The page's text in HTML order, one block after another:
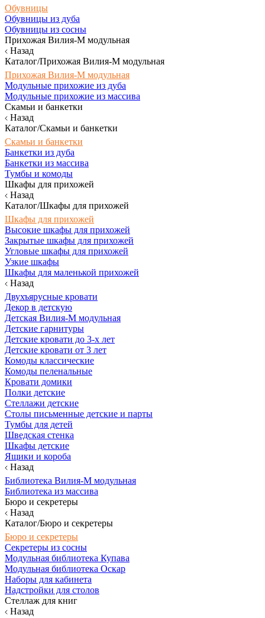
Обувницы
Обувницы из дуба
Обувницы из сосны
Прихожая Вилия-М модульная
Назад
Каталог/Прихожая Вилия-М модульная
Прихожая Вилия-М модульная
Модульные прихожие из дуба
Модульные прихожие из массива
Скамьи и банкетки
Назад
Каталог/Скамьи и банкетки
Скамьи и банкетки
Банкетки из дуба
Банкетки из массива
Тумбы и комоды
Шкафы для прихожей
Назад
Каталог/Шкафы для прихожей
Шкафы для прихожей
Высокие шкафы для прихожей
Закрытые шкафы для прихожей
Угловые шкафы для прихожей
Узкие шкафы
Шкафы для маленькой прихожей
Назад
Двухъярусные кровати
Декор в детскую
Детская Вилия-М модульная
Детские гарнитуры
Детские кровати до 3-х лет
Детские кровати от 3 лет
Комоды классические
Комоды пеленальные
Кровати домики
Полки детские
Стеллажи детские
Столы письменные детские и парты
Тумбы для детей
Шведская стенка
Шкафы детские
Ящики и короба
Назад
Библиотека Вилия-М модульная
Библиотека из массива
Бюро и секретеры
Назад
Каталог/Бюро и секретеры
Бюро и секретеры
Секретеры из сосны
Модульная библиотека Купава
Модульная библиотека Оскар
Наборы для кабинета
Надстройки для столов
Стеллаж для книг
Назад